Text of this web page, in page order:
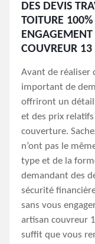
DES DEVIS
TOITURE 100%
ENGAGEMENT
COUVREUR 13
Avant de réaliser
important de
offriront un détail
et des prix
couverture.
n’ont pas le
type et de la
demandant des
sécurité
sans vous
artisan couvreur
suffit que vous